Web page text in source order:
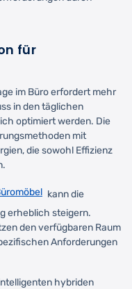
für
im Büro erfordert mehr
in den täglichen
optimiert werden. Die
mit
die sowohl Effizienz
kann die
erheblich steigern.
den verfügbaren Raum
Anforderungen
hybriden